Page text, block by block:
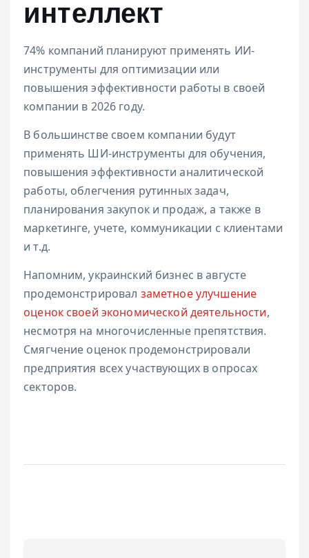
интеллект
74% компаний планируют применять ИИ-
инструменты для оптимизации или
повышения эффективности работы в своей
компании в 2026 году.
В большинстве своем компании будут
применять ШИ-инструменты для обучения,
повышения эффективности аналитической
работы, облегчения рутинных задач,
планирования закупок и продаж, а также в
маркетинге, учете, коммуникации с клиентами
и т.д.
Напомним, украинский бизнес в августе
продемонстрировал заметное улучшение
оценок своей экономической деятельности,
несмотря на многочисленные препятствия.
Смягчение оценок продемонстрировали
предприятия всех участвующих в опросах
секторов.